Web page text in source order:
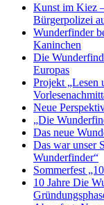
Kunst im Kiez
Bürgerpolizei
Wunderfinder
Kaninchen
Die
Europas
Projekt „Lesen
Neue
„Die
Das neue
Das war unser
Wunderfinder“
Sommerfest
10 Jahre Die